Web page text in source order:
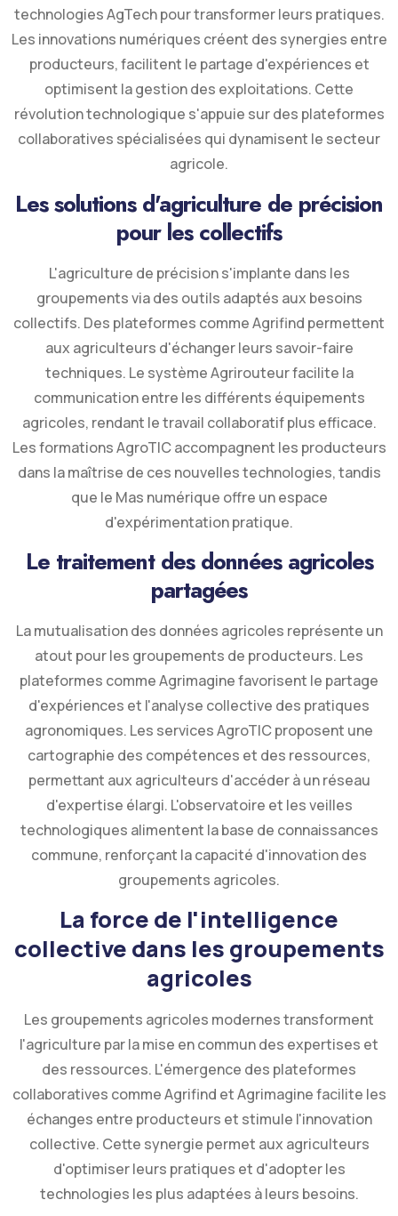
technologies AgTech pour transformer leurs pratiques.
Les innovations numériques créent des synergies entre
producteurs, facilitent le partage d'expériences et
optimisent la gestion des exploitations. Cette
révolution technologique s'appuie sur des plateformes
collaboratives spécialisées qui dynamisent le secteur
agricole.
Les solutions d'agriculture de précision
pour les collectifs
L'agriculture de précision s'implante dans les
groupements via des outils adaptés aux besoins
collectifs. Des plateformes comme Agrifind permettent
aux agriculteurs d'échanger leurs savoir-faire
techniques. Le système Agrirouteur facilite la
communication entre les différents équipements
agricoles, rendant le travail collaboratif plus efficace.
Les formations AgroTIC accompagnent les producteurs
dans la maîtrise de ces nouvelles technologies, tandis
que le Mas numérique offre un espace
d'expérimentation pratique.
Le traitement des données agricoles
partagées
La mutualisation des données agricoles représente un
atout pour les groupements de producteurs. Les
plateformes comme Agrimagine favorisent le partage
d'expériences et l'analyse collective des pratiques
agronomiques. Les services AgroTIC proposent une
cartographie des compétences et des ressources,
permettant aux agriculteurs d'accéder à un réseau
d'expertise élargi. L'observatoire et les veilles
technologiques alimentent la base de connaissances
commune, renforçant la capacité d'innovation des
groupements agricoles.
La force de l'intelligence
collective dans les groupements
agricoles
Les groupements agricoles modernes transforment
l'agriculture par la mise en commun des expertises et
des ressources. L'émergence des plateformes
collaboratives comme Agrifind et Agrimagine facilite les
échanges entre producteurs et stimule l'innovation
collective. Cette synergie permet aux agriculteurs
d'optimiser leurs pratiques et d'adopter les
technologies les plus adaptées à leurs besoins.